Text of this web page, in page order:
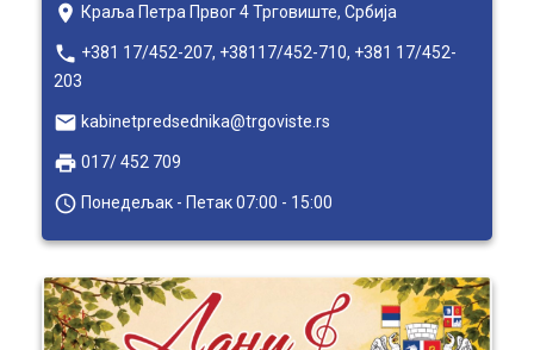
place Краља Петра Првог 4 Трговиште, Србија
local_phone +381 17/452-207, +38117/452-710, +381 17/452-
203
email kabinetpredsednika@trgoviste.rs
local_printshop 017/ 452 709
access_time Понедељак - Петак 07:00 - 15:00